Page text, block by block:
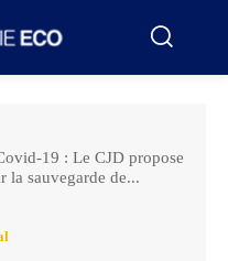
19 : Le CJD propose
la sauvegarde de...